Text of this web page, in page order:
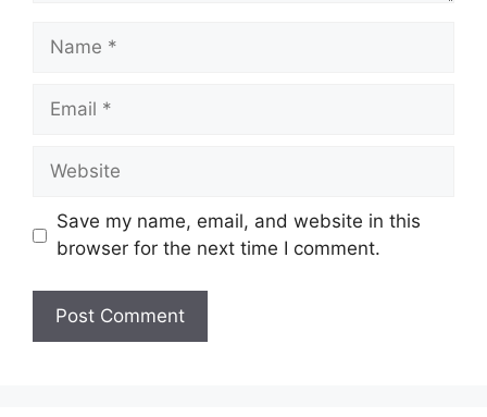
Name
Email
Website
Save my name, email, and website in this
browser for the next time I comment.